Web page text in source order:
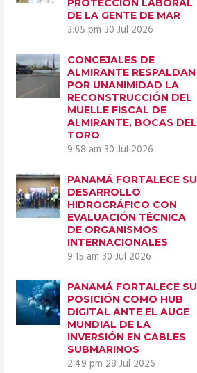
Next item
PROTECCIÓN LABORAL
DE LA GENTE DE MAR
3:05 pm 30 Jul 2026
CONCEJALES DE
ALMIRANTE RESPALDAN
POR UNANIMIDAD LA
RECONSTRUCCIÓN DEL
MUELLE FISCAL DE
ALMIRANTE, BOCAS DEL
TORO
9:58 am 30 Jul 2026
PANAMÁ FORTALECE SU
DESARROLLO
HIDROGRÁFICO CON
EVALUACIÓN TÉCNICA
DE ORGANISMOS
INTERNACIONALES
9:15 am 30 Jul 2026
PANAMÁ FORTALECE SU
POSICIÓN COMO HUB
DIGITAL ANTE EL AUGE
MUNDIAL DE LA
INVERSIÓN EN CABLES
SUBMARINOS
2:49 pm 28 Jul 2026